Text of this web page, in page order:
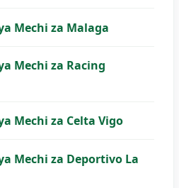
Mechi za Malaga
Mechi za Racing
Mechi za Celta Vigo
Mechi za Deportivo La